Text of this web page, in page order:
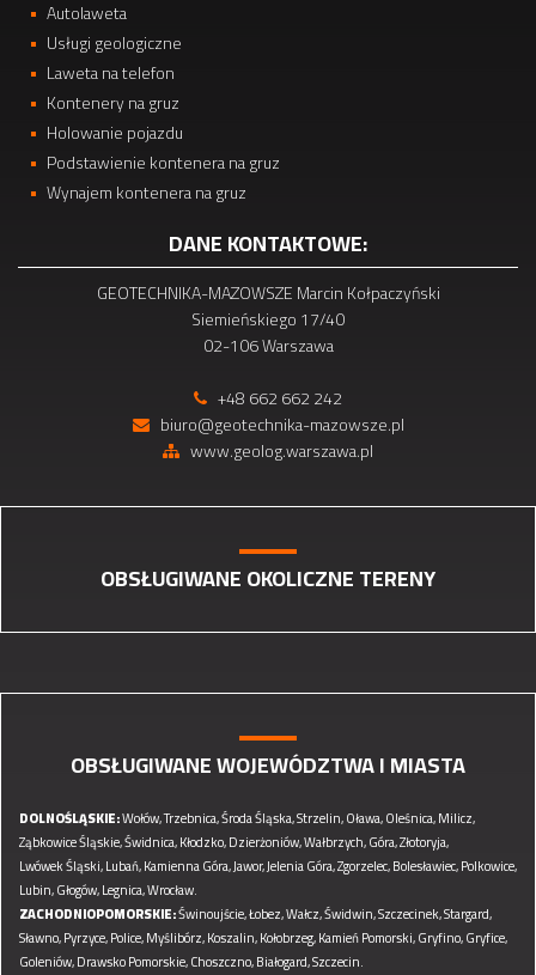
Autolaweta
Usługi geologiczne
Laweta na telefon
Kontenery na gruz
Holowanie pojazdu
Podstawienie kontenera na gruz
Wynajem kontenera na gruz
DANE KONTAKTOWE:
GEOTECHNIKA-MAZOWSZE Marcin Kołpaczyński
Siemieńskiego 17/40
02-106 Warszawa
+48 662 662 242
biuro@geotechnika-mazowsze.pl
www.geolog.warszawa.pl
OBSŁUGIWANE OKOLICZNE TERENY
OBSŁUGIWANE WOJEWÓDZTWA I MIASTA
DOLNOŚLĄSKIE:Wołów,Trzebnica,Środa Śląska,Strzelin,Oława,Oleśnica,Milicz,
Ząbkowice Śląskie,Świdnica,Kłodzko,Dzierżoniów,Wałbrzych,Góra,Złotoryja,
Lwówek Śląski,Lubań,Kamienna Góra,Jawor,Jelenia Góra,Zgorzelec,Bolesławiec,Polkowice,
Lubin,Głogów,Legnica,Wrocław.
ZACHODNIOPOMORSKIE:Świnoujście,Łobez,Wałcz,Świdwin,Szczecinek,Stargard,
Sławno,Pyrzyce,Police,Myślibórz,Koszalin,Kołobrzeg,Kamień Pomorski,Gryfino,Gryfice,
Goleniów,Drawsko Pomorskie,Choszczno,Białogard,Szczecin.